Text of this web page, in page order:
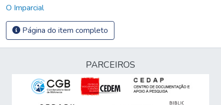
O Imparcial
Página do item completo
PARCEIROS